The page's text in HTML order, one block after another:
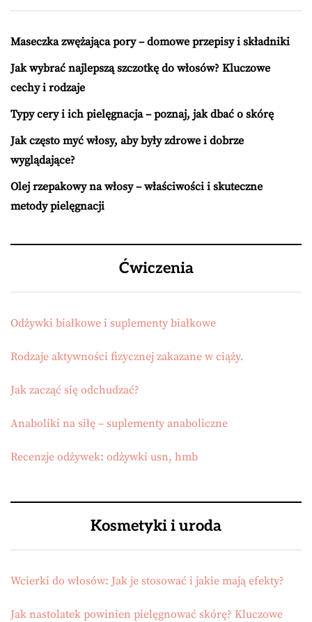
Maseczka zwężająca pory – domowe przepisy i składniki
Jak wybrać najlepszą szczotkę do włosów? Kluczowe
cechy i rodzaje
Typy cery i ich pielęgnacja – poznaj, jak dbać o skórę
Jak często myć włosy, aby były zdrowe i dobrze
wyglądające?
Olej rzepakowy na włosy – właściwości i skuteczne
metody pielęgnacji
Ćwiczenia
Odżywki białkowe i suplementy białkowe
Rodzaje aktywności fizycznej zakazane w ciąży.
Jak zacząć się odchudzać?
Anaboliki na siłę – suplementy anaboliczne
Recenzje odżywek: odżywki usn, hmb
Kosmetyki i uroda
Wcierki do włosów: Jak je stosować i jakie mają efekty?
Jak nastolatek powinien pielęgnować skórę? Kluczowe